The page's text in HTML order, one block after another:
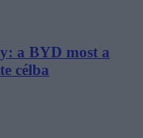
a BYD most a
célba